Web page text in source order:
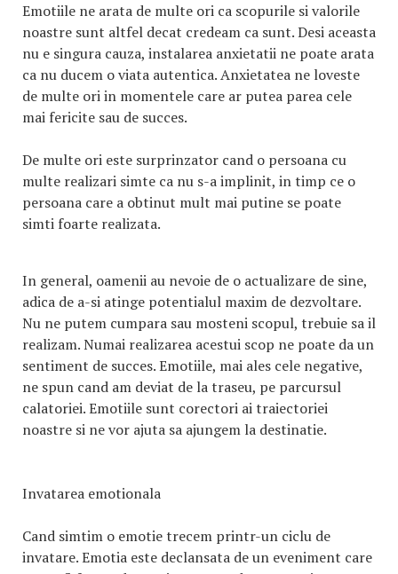
Emotiile ne arata de multe ori ca scopurile si valorile
noastre sunt altfel decat credeam ca sunt. Desi aceasta
nu e singura cauza, instalarea anxietatii ne poate arata
ca nu ducem o viata autentica. Anxietatea ne loveste
de multe ori in momentele care ar putea parea cele
mai fericite sau de succes.
De multe ori este surprinzator cand o persoana cu
multe realizari simte ca nu s-a implinit, in timp ce o
persoana care a obtinut mult mai putine se poate
simti foarte realizata.
In general, oamenii au nevoie de o actualizare de sine,
adica de a-si atinge potentialul maxim de dezvoltare.
Nu ne putem cumpara sau mosteni scopul, trebuie sa il
realizam. Numai realizarea acestui scop ne poate da un
sentiment de succes. Emotiile, mai ales cele negative,
ne spun cand am deviat de la traseu, pe parcursul
calatoriei. Emotiile sunt corectori ai traiectoriei
noastre si ne vor ajuta sa ajungem la destinatie.
Invatarea emotionala
Cand simtim o emotie trecem printr-un ciclu de
invatare. Emotia este declansata de un eveniment care